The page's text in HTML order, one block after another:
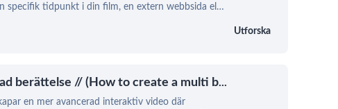
specifik tidpunkt i din film, en extern webbsida el …
Utforska
berättelse // (How to create a multi b...
en mer avancerad interaktiv video där